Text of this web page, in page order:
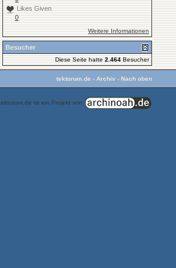
Likes Given
0
Weitere Informationen
Besucher
Diese Seite hatte 2.464 Besucher
tektorum.de - Archiv - Nach oben
ist ein Projekt von